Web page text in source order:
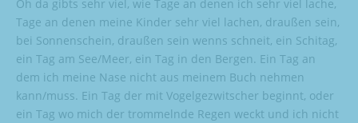
Oh da gibts sehr viel, wie Tage an denen ich sehr viel lache,
Tage an denen meine Kinder sehr viel lachen, draußen sein,
bei Sonnenschein, draußen sein wenns schneit, ein Schitag,
ein Tag am See/Meer, ein Tag in den Bergen. Ein Tag an
dem ich meine Nase nicht aus meinem Buch nehmen
kann/muss. Ein Tag der mit Vogelgezwitscher beginnt, oder
ein Tag wo mich der trommelnde Regen weckt und ich nicht